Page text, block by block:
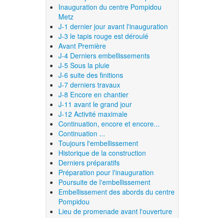
Inauguration du centre Pompidou
Metz
J-1 dernier jour avant l'inauguration
J-3 le tapis rouge est déroulé
Avant Première
J-4 Derniers embellissements
J-5 Sous la pluie
J-6 suite des finitions
J-7 derniers travaux
J-8 Encore en chantier
J-11 avant le grand jour
J-12 Activité maximale
Continuation, encore et encore...
Continuation ...
Toujours l'embellissement
Historique de la construction
Derniers préparatifs
Préparation pour l'inauguration
Poursuite de l'embellissement
Embellissement des abords du centre
Pompidou
Lieu de promenade avant l'ouverture